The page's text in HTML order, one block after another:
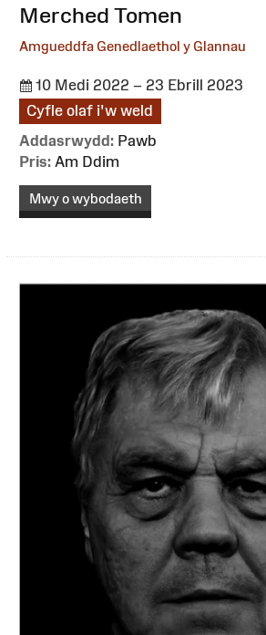
:Merched Tomen
Amgueddfa Genedlaethol y Glannau
10 Medi 2022 – 23 Ebrill 2023
Cyfle olaf i'w weld
Addasrwydd: Pawb
Pris: Am Ddim
Mwy o wybodaeth